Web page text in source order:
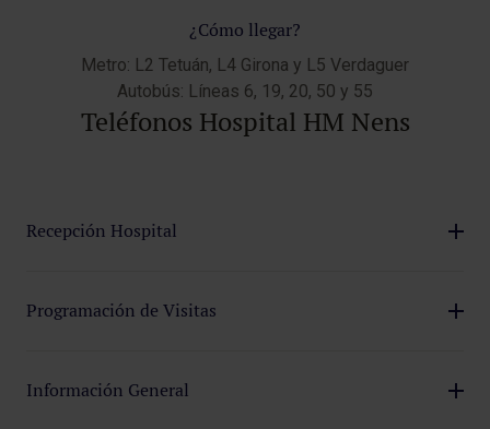
¿Cómo llegar?
Metro: L2 Tetuán, L4 Girona y L5 Verdaguer
Autobús: Líneas 6, 19, 20, 50 y 55
Teléfonos Hospital HM Nens
Recepción Hospital
Programación de Visitas
Información General